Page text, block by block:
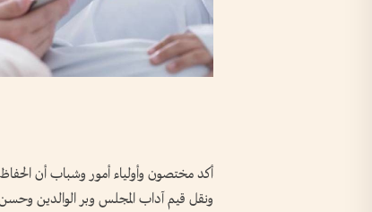
أكد مختصون وأولياء أمور وشباب أن الحفاظ
ونقل قيم آداب المجلس وبر الوالدين